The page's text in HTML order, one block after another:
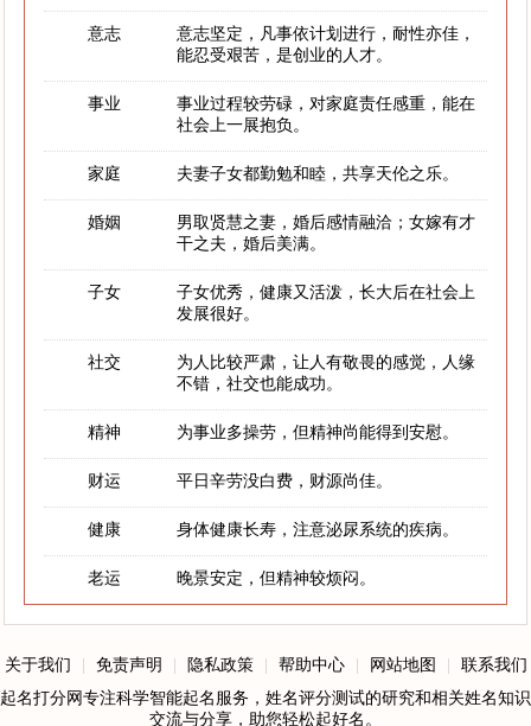
意志
意志坚定，凡事依计划进行，耐性亦佳，
能忍受艰苦，是创业的人才。
事业
事业过程较劳碌，对家庭责任感重，能在
社会上一展抱负。
家庭 夫妻子女都勤勉和睦，共享天伦之乐。
婚姻
男取贤慧之妻，婚后感情融洽；女嫁有才
干之夫，婚后美满。
子女
子女优秀，健康又活泼，长大后在社会上
发展很好。
社交
为人比较严肃，让人有敬畏的感觉，人缘
不错，社交也能成功。
精神 为事业多操劳，但精神尚能得到安慰。
财运 平日辛劳没白费，财源尚佳。
健康 身体健康长寿，注意泌尿系统的疾病。
老运 晚景安定，但精神较烦闷。
关于我们 免责声明 隐私政策 帮助中心 网站地图
联系我们
起名打分网专注科学智能起名服务，姓名评分测试的研究和相关姓名知识
交流与分享，助您轻松起好名。